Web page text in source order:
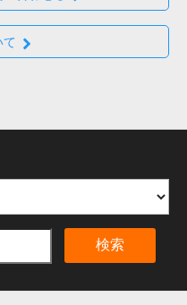
て
検索